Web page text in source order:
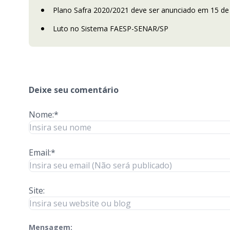
Plano Safra 2020/2021 deve ser anunciado em 15
Luto no Sistema FAESP-SENAR/SP
Deixe seu comentário
Nome:*
Email:*
Site:
Mensagem: